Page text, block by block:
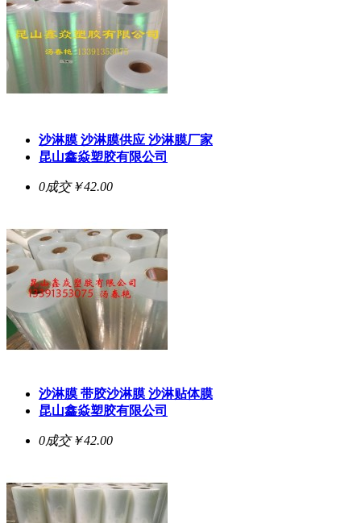
沙淋膜 沙淋膜供应 沙淋膜厂家
昆山鑫焱塑胶有限公司
0成交￥42.00
沙淋膜 带胶沙淋膜 沙淋贴体膜
昆山鑫焱塑胶有限公司
0成交￥42.00